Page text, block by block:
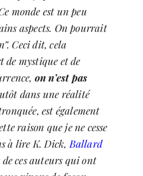
monde est un peu
aspects. On pourrait
Ceci dit, cela
de mystique et de
on n’est pas
dans une réalité
est également
raison que je ne cesse
à lire K. Dick, Ballard
ces auteurs qui ont